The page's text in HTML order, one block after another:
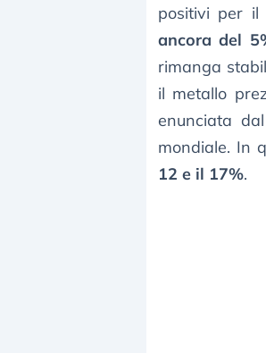
positivi per il
ancora del
rimanga
il metallo
enunciata
mondiale. In
12 e il 17%.